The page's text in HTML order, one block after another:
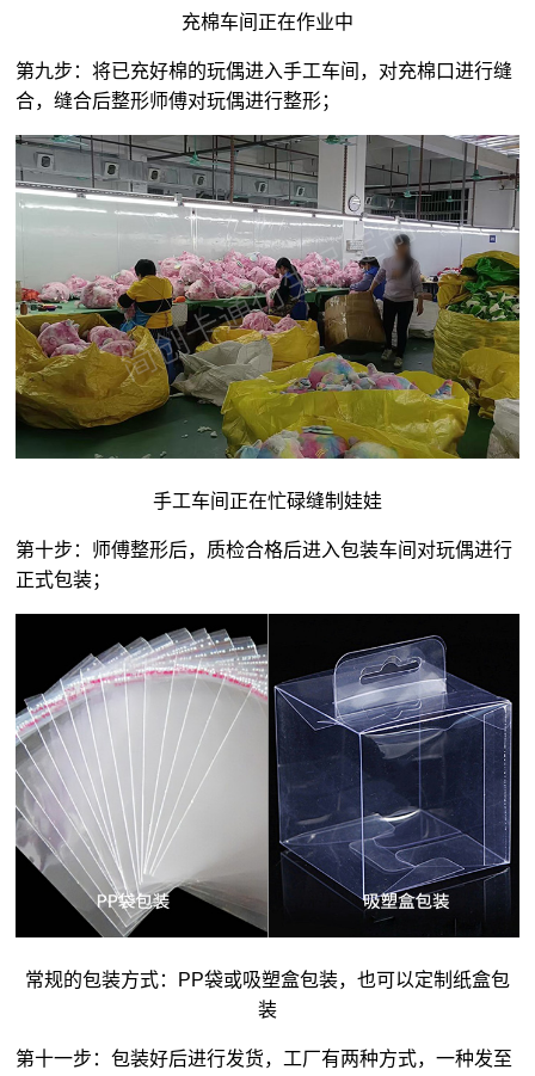
充棉车间正在作业中
第九步：将已充好棉的玩偶进入手工车间，对充棉口进行缝
合，缝合后整形师傅对玩偶进行整形；
手工车间正在忙碌缝制娃娃
第十步：师傅整形后，质检合格后进入包装车间对玩偶进行
正式包装；
常规的包装方式：PP袋或吸塑盒包装，也可以定制纸盒包
装
第十一步：包装好后进行发货，工厂有两种方式，一种发至